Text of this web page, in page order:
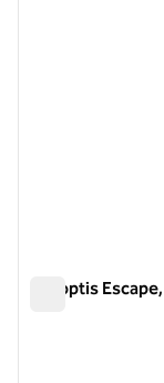
Panoptis